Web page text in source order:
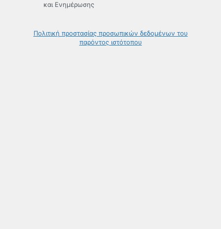
και Ενημέρωσης
Πολιτική προστασίας προσωπικών δεδομένων του
παρόντος ιστότοπου